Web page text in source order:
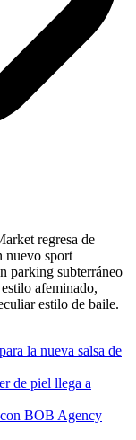
regresa de
nuevo sport
parking subterráneo
afeminado,
estilo de baile.
la nueva salsa de
de piel llega a
con BOB Agency